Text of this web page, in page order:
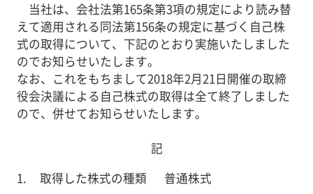
当社は、会社法第165条第3項の規定により読み替
えて適用される同法第156条の規定に基づく自己株
式の取得について、下記のとおり実施いたしました
のでお知らせいたします。
なお、これをもちまして2018年2月21日開催の取締
役会決議による自己株式の取得は全て終了しました
ので、併せてお知らせいたします。
記
取得した株式の種類 普通株式